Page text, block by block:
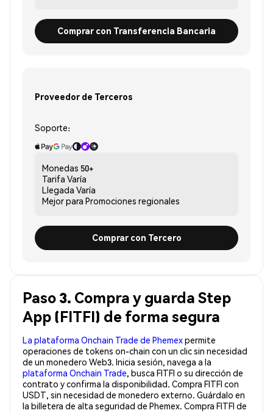
Comprar con Transferencia Bancaria
Proveedor de Terceros
Soporte:
Monedas 50+
Tarifa Varía
Llegada Varía
Mejor para Promociones regionales
Comprar con Tercero
Paso 3. Compra y guarda Step
App (FITFI) de forma segura
La plataforma Onchain Trade de Phemexpermite
operaciones de tokens on-chain con un clic sin necesidad
de un monedero Web3. Inicia sesión, navega a la
plataforma Onchain Trade, busca FITFI o su dirección de
contrato y confirma la disponibilidad. Compra FITFI con
USDT, sin necesidad de monedero externo. Guárdalo en
la billetera de alta seguridad de Phemex. Compra FITFI de